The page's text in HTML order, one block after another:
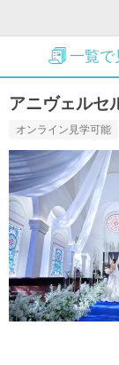
一覧で
アニヴェルセ
オンライン見学可能